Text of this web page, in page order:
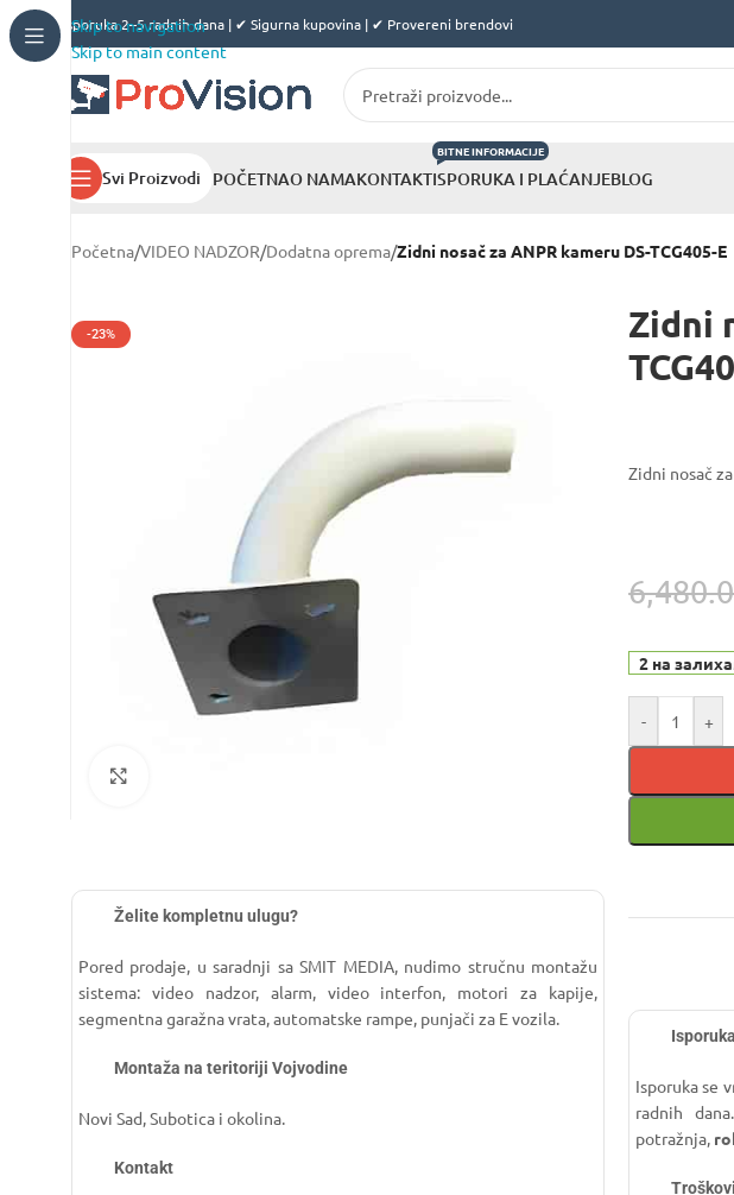
Skip to navigation
Skip to main content
✔ Isporuka 2–5 radnih dana | ✔ Sigurna kupovina | ✔ Provereni brendovi
Svi Proizvodi POČETNAO NAMAKONTAKTISPORUKA I PLAĆANJE
BITNE INFORMACIJE
BLOG
Početna/VIDEO NADZOR/Dodatna oprema/Zidni nosač za ANPR kameru DS-TCG405-E
-23%
Želite kompletnu ulugu?
Pored prodaje, u saradnji sa SMIT MEDIA, nudimo stručnu montažu
sistema: video nadzor, alarm, video interfon, motori za kapije,
segmentna garažna vrata, automatske rampe, punjači za E vozila.
Montaža na teritoriji Vojvodine
Novi Sad, Subotica i okolina.
Kontakt
Zidni
Zidni nosač
2 на
- +
Isporuka se
radnih
potražnja,